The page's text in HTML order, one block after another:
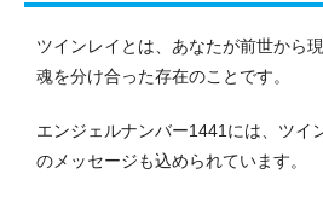
ツインレイとは、あなたが前世から
魂を分け合った存在のことです。
エンジェルナンバー1441には、ツイ
のメッセージも込められています。